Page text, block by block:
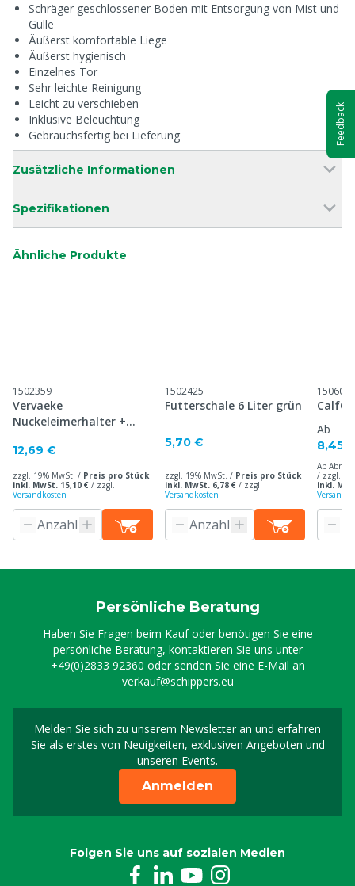
Schräger geschlossener Boden mit Entsorgung von Mist und
Gülle
Äußerst komfortable Liege
Äußerst hygienisch
Einzelnes Tor
Sehr leichte Reinigung
Leicht zu verschieben
Inklusive Beleuchtung
Gebrauchsfertig bei Lieferung
Zusätzliche Informationen
Spezifikationen
Ähnliche Produkte
1502359
Vervaeke
Nuckeleimerhalter +
12,69 €
zzgl. 19% MwSt. / Preis pro Stück
inkl. MwSt. 15,10 € / zzgl.
Versandkosten
1502425
Futterschale 6 Liter grün
5,70 €
zzgl. 19% MwSt. / Preis pro Stück
inkl. MwSt. 6,78 € / zzgl.
Versandkosten
1506043
Ab
8,45
Ab
/ zzgl.
inkl.
Persönliche Beratung
Haben Sie Fragen beim Kauf oder benötigen Sie eine
persönliche Beratung, kontaktieren Sie uns unter
+49(0)2833 92360 oder senden Sie eine E-Mail an
verkauf@schippers.eu
Melden Sie sich zu unserem Newsletter an und erfahren
Sie als erstes von Neuigkeiten, exklusiven Angeboten und
unseren Events.
Melden Sie sich für
Anmelden
Folgen Sie uns auf sozialen Medien
Feedback